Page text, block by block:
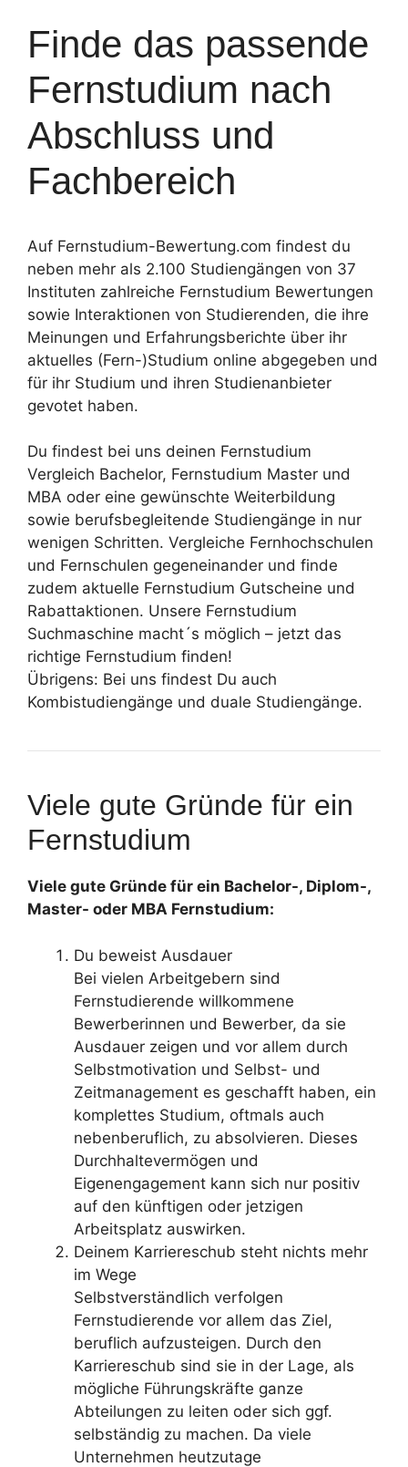
Finde das passende
Fernstudium nach
Abschluss und
Fachbereich
Auf Fernstudium-Bewertung.com findest du
neben mehr als 2.100 Studiengängen von 37
Instituten zahlreiche Fernstudium Bewertungen
sowie Interaktionen von Studierenden, die ihre
Meinungen und Erfahrungsberichte über ihr
aktuelles (Fern-)Studium online abgegeben und
für ihr Studium und ihren Studienanbieter
gevotet haben.
Du findest bei uns deinen Fernstudium
Vergleich Bachelor, Fernstudium Master und
MBA oder eine gewünschte Weiterbildung
sowie berufsbegleitende Studiengänge in nur
wenigen Schritten. Vergleiche Fernhochschulen
und Fernschulen gegeneinander und finde
zudem aktuelle Fernstudium Gutscheine und
Rabattaktionen. Unsere Fernstudium
Suchmaschine macht´s möglich – jetzt das
richtige Fernstudium finden!
Übrigens: Bei uns findest Du auch
Kombistudiengänge und duale Studiengänge.
Viele gute Gründe für ein
Fernstudium
Viele gute Gründe für ein Bachelor-, Diplom-,
Master- oder MBA Fernstudium:
Du beweist Ausdauer
Bei vielen Arbeitgebern sind
Fernstudierende willkommene
Bewerberinnen und Bewerber, da sie
Ausdauer zeigen und vor allem durch
Selbstmotivation und Selbst- und
Zeitmanagement es geschafft haben, ein
komplettes Studium, oftmals auch
nebenberuflich, zu absolvieren. Dieses
Durchhaltevermögen und
Eigenengagement kann sich nur positiv
auf den künftigen oder jetzigen
Arbeitsplatz auswirken.
Deinem Karriereschub steht nichts mehr
im Wege
Selbstverständlich verfolgen
Fernstudierende vor allem das Ziel,
beruflich aufzusteigen. Durch den
Karriereschub sind sie in der Lage, als
mögliche Führungskräfte ganze
Abteilungen zu leiten oder sich ggf.
selbständig zu machen. Da viele
Unternehmen heutzutage